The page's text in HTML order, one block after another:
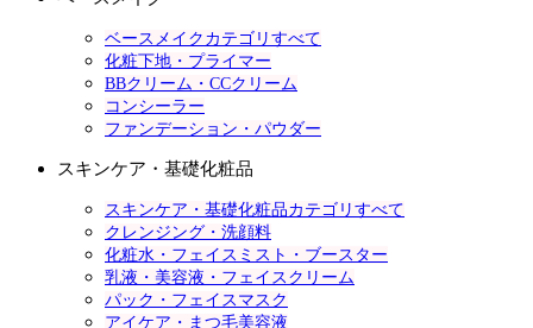
ベースメイクカテゴリすべて
化粧下地・プライマー
BBクリーム・CCクリーム
コンシーラー
ファンデーション・パウダー
スキンケア・基礎化粧品
スキンケア・基礎化粧品カテゴリすべて
クレンジング・洗顔料
化粧水・フェイスミスト・ブースター
乳液・美容液・フェイスクリーム
パック・フェイスマスク
アイケア・まつ毛美容液